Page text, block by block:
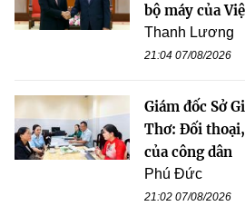
bộ máy của
Thanh Lương
21:04 07/08/2026
Giám đốc Sở
Thơ: Đối
của công dân
Phú Đức
21:02 07/08/2026